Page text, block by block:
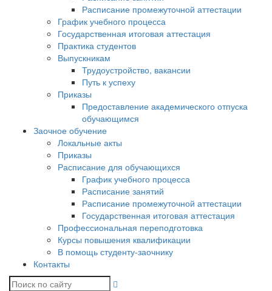
Расписание промежуточной аттестации
График учебного процесса
Государственная итоговая аттестация
Практика студентов
Выпускникам
Трудоустройство, вакансии
Путь к успеху
Приказы
Предоставление академического отпуска
обучающимся
Заочное обучение
Локальные акты
Приказы
Расписание для обучающихся
График учебного процесса
Расписание занятий
Расписание промежуточной аттестации
Государственная итоговая аттестация
Профессиональная переподготовка
Курсы повышения квалификации
В помощь студенту-заочнику
Контакты